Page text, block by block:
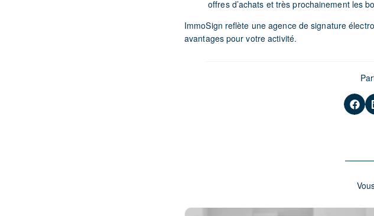
offres d’achats et très prochainement les
ImmoSign reflète une agence de signature
avantages pour votre activité.